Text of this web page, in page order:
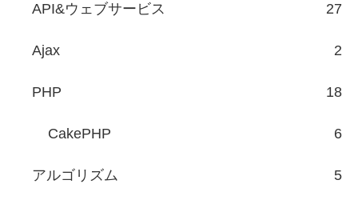
API&ウェブサービス 27
Ajax 2
PHP 18
CakePHP 6
アルゴリズム 5